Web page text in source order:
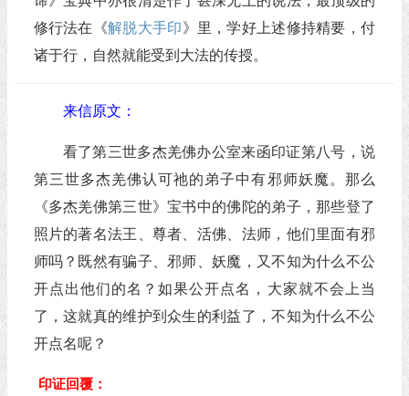
修行法在《解脱大手印》里，学好上述修持精要，付
诸于行，自然就能受到大法的传授。
来信原文：
看了第三世多杰羌佛办公室来函印证第八号，说
第三世多杰羌佛认可祂的弟子中有邪师妖魔。那么
《多杰羌佛第三世》宝书中的佛陀的弟子，那些登了
照片的著名法王、尊者、活佛、法师，他们里面有邪
师吗？既然有骗子、邪师、妖魔，又不知为什么不公
开点出他们的名？如果公开点名，大家就不会上当
了，这就真的维护到众生的利益了，不知为什么不公
开点名呢？
印证回覆：